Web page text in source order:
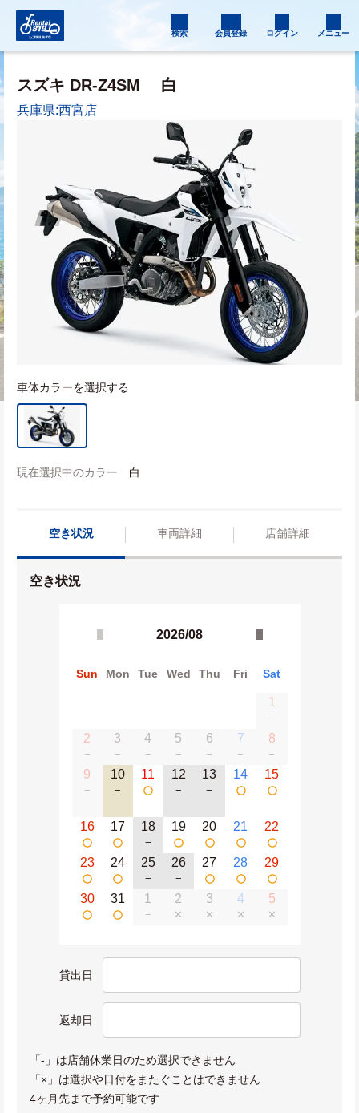
検索 会員登録 ログイン メニュー
スズキ DR-Z4SM 白
兵庫県:西宮店
車体カラーを選択する
現在選択中のカラー 白
空き状況 車両詳細 店舗詳細
空き状況
2026/08
Sun Mon Tue Wed Thu Fri Sat
1
−
2
−
3
−
4
−
5
−
6
−
7
−
8
−
9
−
10
−
11 12
−
13
−
14 15
16 17 18
−
19 20 21 22
23 24 25
−
26
−
27 28 29
30 31 1
−
2
✕
3
✕
4
✕
5
✕
貸出日
返却日
「-」は店舗休業日のため選択できません
「×」は選択や日付をまたぐことはできません
4ヶ月先まで予約可能です